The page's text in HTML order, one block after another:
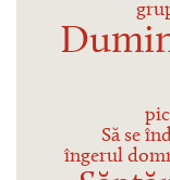
Să se
îngerul